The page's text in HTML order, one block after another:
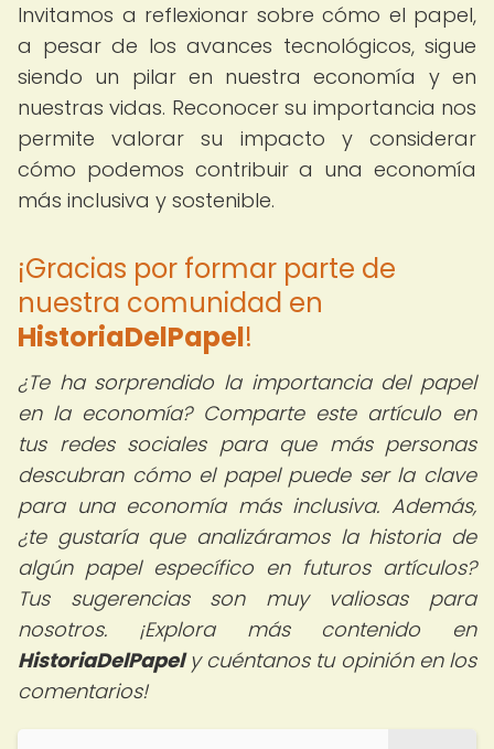
Invitamos a reflexionar sobre cómo el papel,
a pesar de los avances tecnológicos, sigue
siendo un pilar en nuestra economía y en
nuestras vidas. Reconocer su importancia nos
permite valorar su impacto y considerar
cómo podemos contribuir a una economía
más inclusiva y sostenible.
¡Gracias por formar parte de
nuestra comunidad en
HistoriaDelPapel!
¿Te ha sorprendido la importancia del papel
en la economía? Comparte este artículo en
tus redes sociales para que más personas
descubran cómo el papel puede ser la clave
para una economía más inclusiva. Además,
¿te gustaría que analizáramos la historia de
algún papel específico en futuros artículos?
Tus sugerencias son muy valiosas para
nosotros. ¡Explora más contenido en
HistoriaDelPapely cuéntanos tu opinión en los
comentarios!